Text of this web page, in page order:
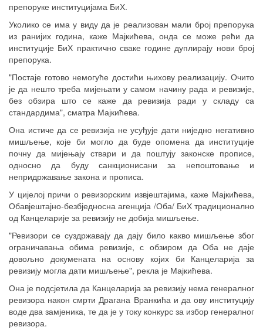
препоруке институцијама БиХ.
Уколико се има у виду да је реализован мали број препорука
из ранијих година, каже Мајкићева, онда се може рећи да
институције БиХ практично сваке године дуплирају нови број
препорука.
"Постаје готово немогуће достићи њихову реализацију. Очито
је да нешто треба мијењати у самом начину рада и ревизије,
без обзира што се каже да ревизија ради у складу са
стандардима", сматра Мајкићева.
Она истиче да се ревизија не усуђује дати ниједно негативно
мишљење, које би могло да буде опомена да институције
почну да мијењају ствари и да поштују законске прописе,
односно да буду санкционисани за непоштовање и
непридржавање закона и прописа.
У цијелој причи о ревизорским извјештајима, каже Мајкићева,
Обавјештајно-безбједносна агенција /Оба/ БиХ традиционално
од Канцеларије за ревизију не добија мишљење.
"Ревизори се суздржавају да дају било какво мишљење због
ограничавања обима ревизије, с обзиром да Оба не даје
довољно докумената на основу којих би Канцеларија за
ревизију могла дати мишљење", рекла је Мајкићева.
Она је подсјетила да Канцеларија за ревизију нема генералног
ревизора након смрти Драгана Вранкића и да ову институцију
воде два замјеника, те да је у току конкурс за избор генералног
ревизора.